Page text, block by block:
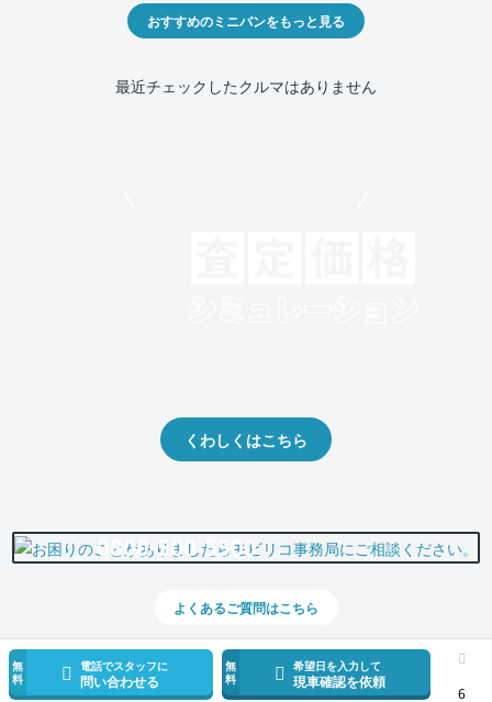
無
料
電話でスタッフに
問い合わせる
無
料
希望日を入力して
現車確認を依頼
6
おすすめのミニバンをもっと見る
最近チェックしたクルマはありません
くわしくはこちら
0800-500-5500
よくあるご質問はこちら